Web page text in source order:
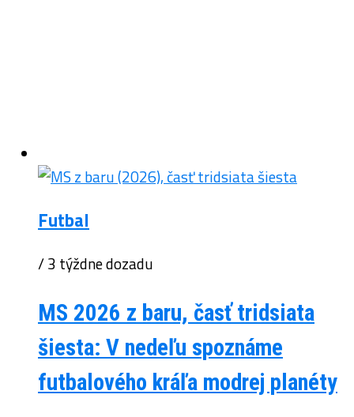
Futbal
/ 3 týždne dozadu
MS 2026 z baru, časť tridsiata
šiesta: V nedeľu spoznáme
futbalového kráľa modrej planéty